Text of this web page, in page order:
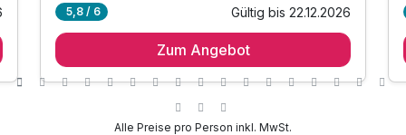
1 x reichhaltiges Frühstücksbuffet
inkl. 2000 m² Privatbadestrand am See
5,8 / 6 Gültig bis 22.12.2026
Zum Angebot
Alle Preise pro Person inkl. MwSt.